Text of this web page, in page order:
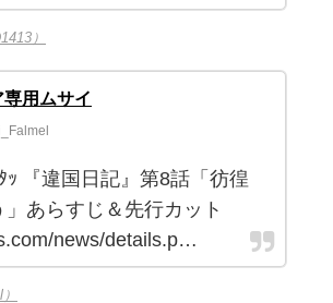
）
専用ムサイ
ｯ 『違国日記』第8話「彷徨
」あらすじ＆先行カット
news/details.p…